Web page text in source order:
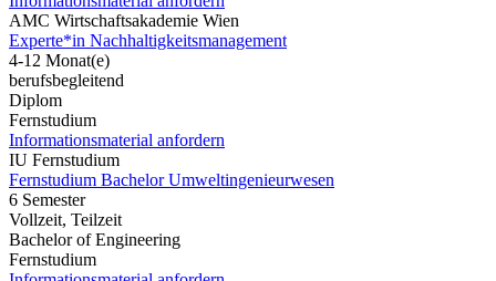
AMC Wirtschaftsakademie Wien
Experte*in Nachhaltigkeitsmanagement
4-12 Monat(e)
berufsbegleitend
Diplom
Fernstudium
Informationsmaterial anfordern
IU Fernstudium
Fernstudium Bachelor Umweltingenieurwesen
6 Semester
Vollzeit, Teilzeit
Bachelor of Engineering
Fernstudium